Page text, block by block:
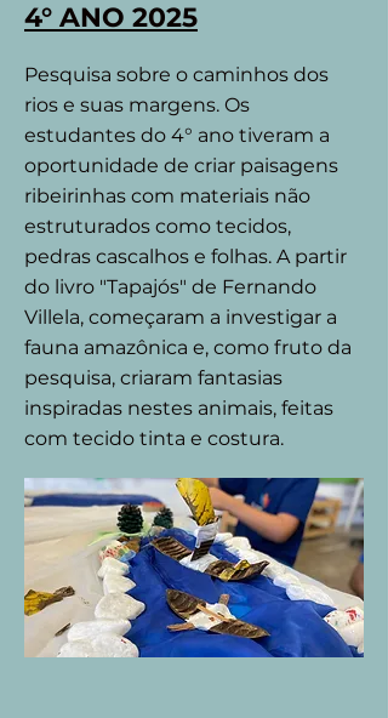
4° ANO 2025
Pesquisa sobre o caminhos dos
rios e suas margens. Os
estudantes do 4° ano tiveram a
oportunidade de criar paisagens
ribeirinhas com materiais não
estruturados como tecidos,
pedras cascalhos e folhas. A partir
do livro "Tapajós" de Fernando
Villela, começaram a investigar a
fauna amazônica e, como fruto da
pesquisa, criaram fantasias
inspiradas nestes animais, feitas
com tecido tinta e costura.